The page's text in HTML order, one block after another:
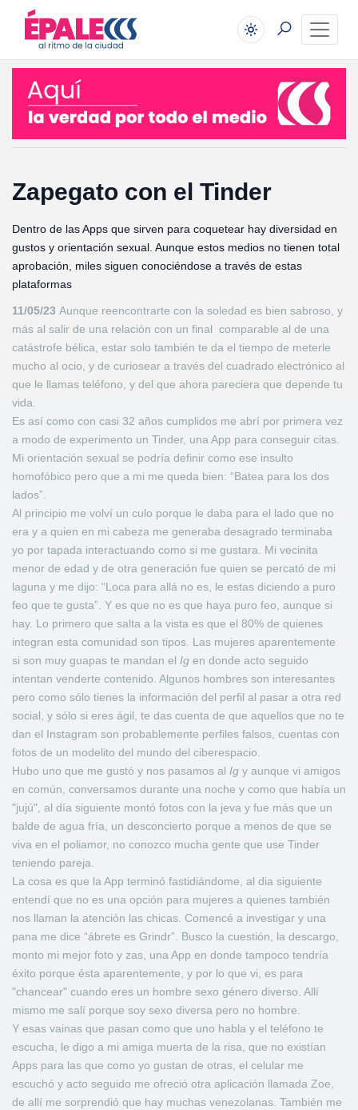
Zapegato con el Tinder
Dentro de las Apps que sirven para coquetear hay diversidad en
gustos y orientación sexual. Aunque estos medios no tienen total
aprobación, miles siguen conociéndose a través de estas
plataformas
11/05/23 Aunque reencontrarte con la soledad es bien sabroso, y
más al salir de una relación con un final comparable al de una
catástrofe bélica, estar solo también te da el tiempo de meterle
mucho al ocio, y de curiosear a través del cuadrado electrónico al
que le llamas teléfono, y del que ahora pareciera que depende tu
vida.
Es así como con casi 32 años cumplidos me abrí por primera vez
a modo de experimento un Tinder, una App para conseguir citas.
Mi orientación sexual se podría definir como ese insulto
homofóbico pero que a mi me queda bien: “Batea para los dos
lados”.
Al principio me volví un culo porque le daba para el lado que no
era y a quien en mi cabeza me generaba desagrado terminaba
yo por tapada interactuando como si me gustara. Mi vecinita
menor de edad y de otra generación fue quien se percató de mi
laguna y me dijo: “Loca para allá no es, le estas diciendo a puro
feo que te gusta”. Y es que no es que haya puro feo, aunque si
hay. Lo primero que salta a la vista es que el 80% de quienes
integran esta comunidad son tipos. Las mujeres aparentemente
si son muy guapas te mandan el Ig en donde acto seguido
intentan venderte contenido. Algunos hombres son interesantes
pero como sólo tienes la información del perfil al pasar a otra red
social, y sólo si eres ágil, te das cuenta de que aquellos que no te
dan el Instagram son probablemente perfiles falsos, cuentas con
fotos de un modelito del mundo del ciberespacio.
Hubo uno que me gustó y nos pasamos al Ig y aunque vi amigos
en común, conversamos durante una noche y como que había un
"jujú", al día siguiente montó fotos con la jeva y fue más que un
balde de agua fría, un desconcierto porque a menos de que se
viva en el poliamor, no conozco mucha gente que use Tinder
teniendo pareja.
La cosa es que la App terminó fastidiándome, al dia siguiente
entendí que no es una opción para mujeres a quienes también
nos llaman la atención las chicas. Comencé a investigar y una
pana me dice “ábrete es Grindr”. Busco la cuestión, la descargo,
monto mi mejor foto y zas, una App en donde tampoco tendría
éxito porque ésta aparentemente, y por lo que vi, es para
"chancear" cuando eres un hombre sexo género diverso. Allí
mismo me salí porque soy sexo diversa pero no hombre.
Y esas vainas que pasan como que uno habla y el teléfono te
escucha, le digo a mi amiga muerta de la risa, que no existían
Apps para las que como yo gustan de otras, el celular me
escuchó y acto seguido me ofreció otra aplicación llamada Zoe,
de allí me sorprendió que hay muchas venezolanas. También me